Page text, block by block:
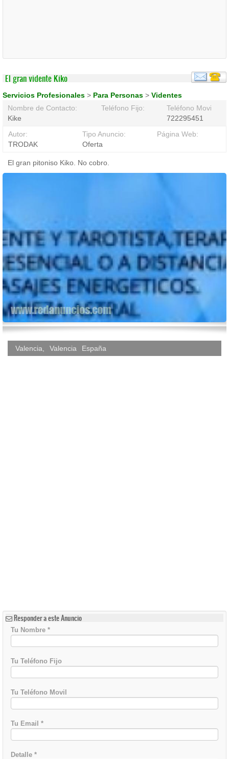
El gran vidente Kiko
Servicios Profesionales > Para Personas > Videntes
Nombre de Contacto:
Kike
Teléfono Fijo:
Teléfono Movil:
722295451
Autor:
TRODAK
Tipo Anuncio:
Oferta
Página Web:
El gran pitoniso Kiko. No cobro.
Valencia Valencia España
Responder a este Anuncio
Tu Nombre *
Tu Teléfono Fijo
Tu Teléfono Movil
Tu Email *
Detalle *